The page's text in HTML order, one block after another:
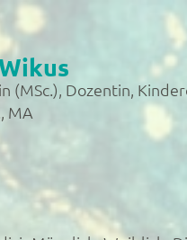
(MSc.), Dozentin,
MA